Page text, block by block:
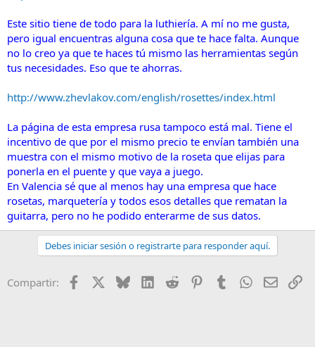
Este sitio tiene de todo para la luthiería. A mí no me gusta,
pero igual encuentras alguna cosa que te hace falta. Aunque
no lo creo ya que te haces tú mismo las herramientas según
tus necesidades. Eso que te ahorras.
http://www.zhevlakov.com/english/rosettes/index.html
La página de esta empresa rusa tampoco está mal. Tiene el
incentivo de que por el mismo precio te envían también una
muestra con el mismo motivo de la roseta que elijas para
ponerla en el puente y que vaya a juego.
En Valencia sé que al menos hay una empresa que hace
rosetas, marquetería y todos esos detalles que rematan la
guitarra, pero no he podido enterarme de sus datos.
Debes iniciar sesión o registrarte para responder aquí.
Compartir: Facebook BlueskyLinkedIn
Reddit PinterestTumblr WhatsApp
Email